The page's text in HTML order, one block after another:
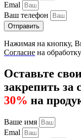
Emal
Ваш телефон
Отправить
Нажимая на кнопку,
Согласие на
Оставьте
закрепить за
30% на
Ваше имя
Emal